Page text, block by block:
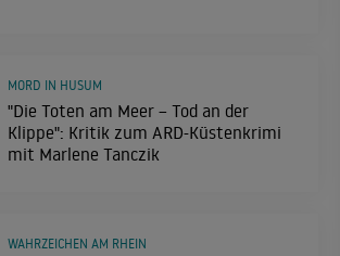
"Die Toten am Meer – Tod an der
Klippe": Kritik zum ARD-Küstenkrimi
mit Marlene Tanczik
MORD IN HUSUM
WAHRZEICHEN AM RHEIN